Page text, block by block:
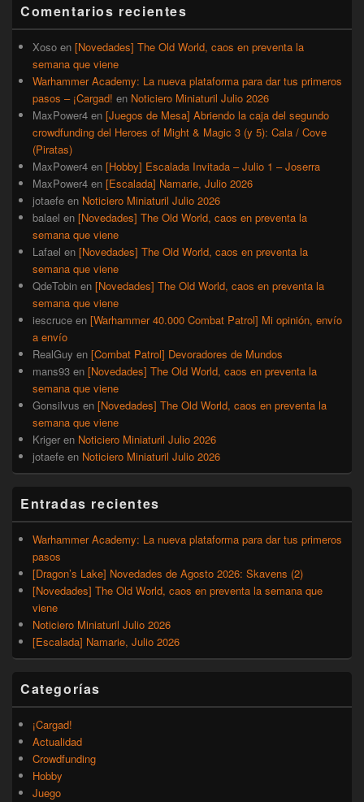
lateral
primaria
Comentarios recientes
Xoso en [Novedades] The Old World, caos en preventa la
semana que viene
Warhammer Academy: La nueva plataforma para dar tus primeros
pasos – ¡Cargad! en Noticiero Miniaturil Julio 2026
MaxPower4 en [Juegos de Mesa] Abriendo la caja del segundo
crowdfunding del Heroes of Might & Magic 3 (y 5): Cala / Cove
(Piratas)
MaxPower4 en [Hobby] Escalada Invitada – Julio 1 – Joserra
MaxPower4 en [Escalada] Namarie, Julio 2026
jotaefe en Noticiero Miniaturil Julio 2026
balael en [Novedades] The Old World, caos en preventa la
semana que viene
Lafael en [Novedades] The Old World, caos en preventa la
semana que viene
QdeTobin en [Novedades] The Old World, caos en preventa la
semana que viene
iescruce en [Warhammer 40.000 Combat Patrol] Mi opinión, envío
a envío
RealGuy en [Combat Patrol] Devoradores de Mundos
mans93 en [Novedades] The Old World, caos en preventa la
semana que viene
Gonsilvus en [Novedades] The Old World, caos en preventa la
semana que viene
Kriger en Noticiero Miniaturil Julio 2026
jotaefe en Noticiero Miniaturil Julio 2026
Entradas recientes
Warhammer Academy: La nueva plataforma para dar tus primeros
pasos
[Dragon’s Lake] Novedades de Agosto 2026: Skavens (2)
[Novedades] The Old World, caos en preventa la semana que
viene
Noticiero Miniaturil Julio 2026
[Escalada] Namarie, Julio 2026
Categorías
¡Cargad!
Actualidad
Crowdfunding
Hobby
Juego